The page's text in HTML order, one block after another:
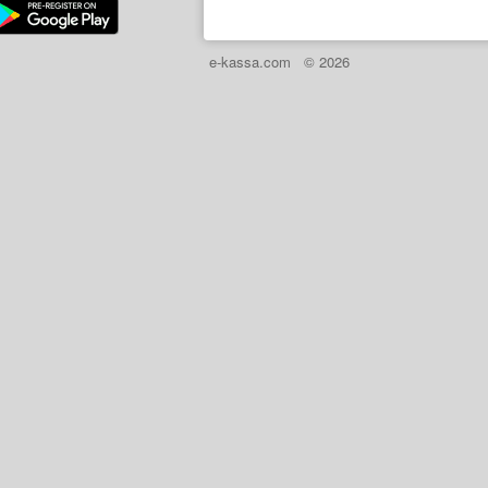
e-kassa.com © 2026